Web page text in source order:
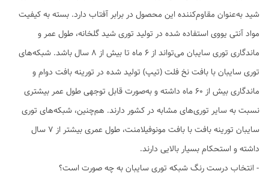
شید به‌عنوان مقاوم‌کننده این محصول در برابر آفتاب دارد. بسته به کیفیت
مواد آنتی یووی استفاده شده در تولید توری شید گلخانه، طول عمر و
ماندگاری توری سایبان می‌تواند از 6 ماه تا بیش از 8 سال باشد. شبکه‌های
توری سایبان با بافت نخ فلت (تیپ) تولید شده در تورینه بافت دوام و
ماندگاری بیش از 60 ماه داشته و به‌صورت قابل توجهی طول عمر بیشتری
نسبت به سایر توری‌های مشابه در کشور دارند. هم‌چنین، شبکه‌های توری
سایبان تورینه بافت با بافت مونوفیلامنت، طول عمری بیشتر از 7 سال
داشته و استحکام بسیار بالایی دارند.
- انتخاب درست رنگ شبکه توری سایبان به چه صورت است؟